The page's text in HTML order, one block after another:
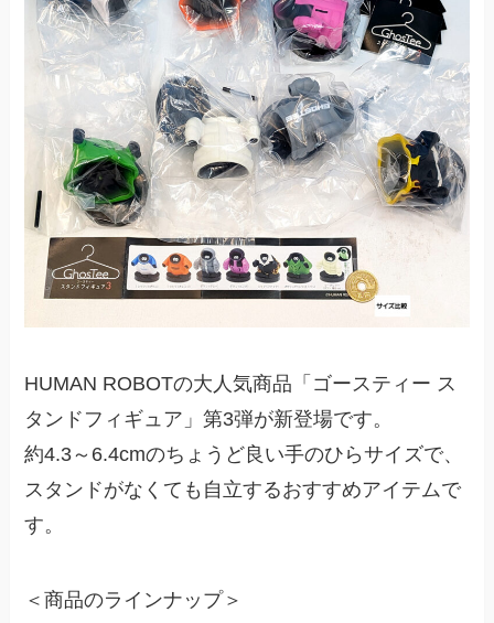
HUMAN ROBOTの大人気商品「ゴースティー ス
タンドフィギュア」第3弾が新登場です。
約4.3～6.4cmのちょうど良い手のひらサイズで、
スタンドがなくても自立するおすすめアイテムで
す。
＜商品のラインナップ＞